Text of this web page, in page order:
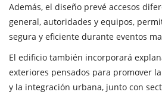
Además, el diseño prevé accesos
general, autoridades y equipos,
segura y eficiente durante eventos
El edificio también incorporará
exteriores pensados para promover
y la integración urbana, junto con